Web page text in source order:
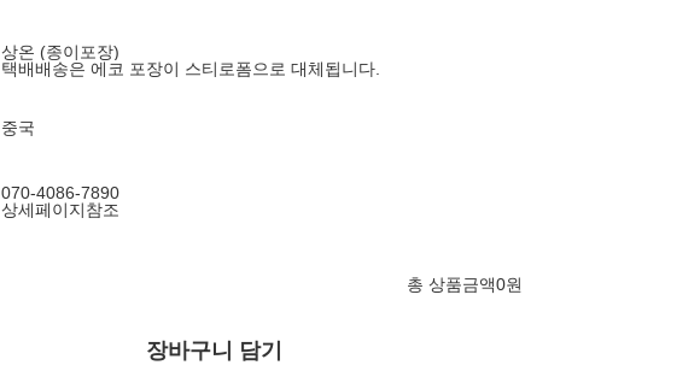
상온 (종이포장)
택배배송은 에코 포장이 스티로폼으로 대체됩니다.
중국
070-4086-7890
상세페이지참조
총 상품금액0원
장바구니 담기